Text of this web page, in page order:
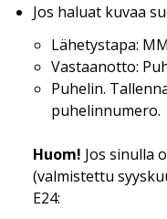
Jos haluat kuvaa
Lähetystapa:
Vastaanotto:
Puhelin.
puhelinnumero.
Huom! Jos sinulla
(valmistettu
E24: